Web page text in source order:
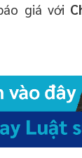
giá với